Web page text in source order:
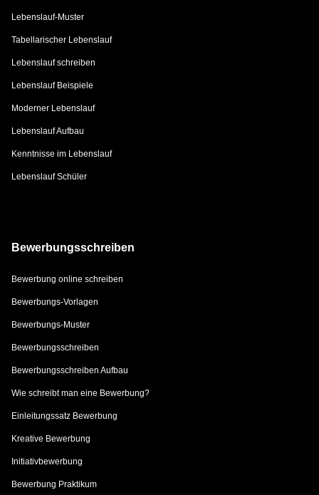
Lebenslauf-Muster
Tabellarischer Lebenslauf
Lebenslauf schreiben
Lebenslauf Beispiele
Moderner Lebenslauf
Lebenslauf Aufbau
Kenntnisse im Lebenslauf
Lebenslauf Schüler
Bewerbungsschreiben
Bewerbung online schreiben
Bewerbungs-Vorlagen
Bewerbungs-Muster
Bewerbungsschreiben
Bewerbungsschreiben Aufbau
Wie schreibt man eine Bewerbung?
Einleitungssatz Bewerbung
Kreative Bewerbung
Initiativbewerbung
Bewerbung Praktikum